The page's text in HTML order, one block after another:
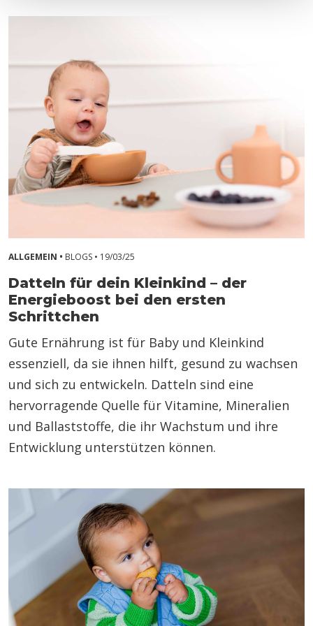
ALLGEMEIN • BLOGS • 19/03/25
Datteln für dein Kleinkind – der
Energieboost bei den ersten
Schrittchen
Gute Ernährung ist für Baby und Kleinkind
essenziell, da sie ihnen hilft, gesund zu wachsen
und sich zu entwickeln. Datteln sind eine
hervorragende Quelle für Vitamine, Mineralien
und Ballaststoffe, die ihr Wachstum und ihre
Entwicklung unterstützen können.